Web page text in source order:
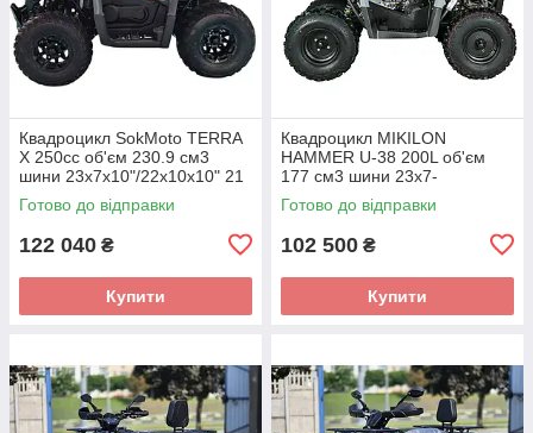
Квадроцикл SokMoto TERRA
X 250cc об'єм 230.9 см3
шини 23х7х10"/22х10х10" 21
к.с.
Готово до відправки
122 040 ₴
Купити
Квадроцикл MIKILON
HAMMER U-38 200L об'єм
177 см3 шини 23х7-
10"/23х10-10" 12,64 к.с.
Готово до відправки
102 500 ₴
Купити